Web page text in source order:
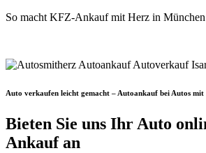
So macht KFZ-Ankauf mit Herz in
Auto verkaufen leicht gemacht – Autoankauf bei Autos mit
Bieten Sie uns Ihr Auto
Ankauf an